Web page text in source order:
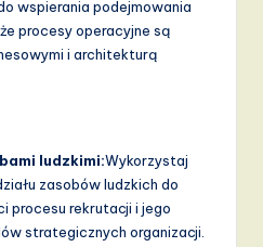
wspierania podejmowania
procesy operacyjne są
i architekturą
ludzkimi:Wykorzystaj
zasobów ludzkich do
procesu rekrutacji i jego
strategicznych organizacji.